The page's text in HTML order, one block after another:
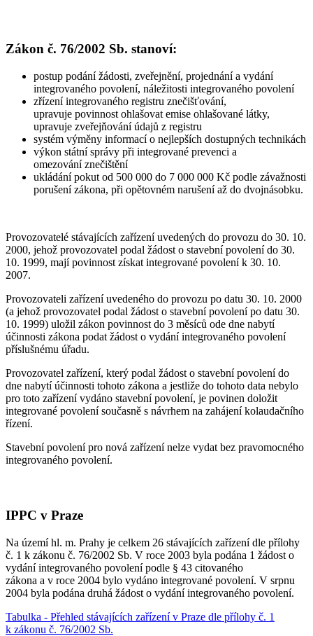
Zákon č. 76/2002 Sb. stanoví:
postup podání žádosti, zveřejnění, projednání a vydání
integrovaného povolení, náležitosti integrovaného povolení
zřízení integrovaného registru znečišťování,
upravuje povinnost ohlašovat emise ohlašované látky,
upravuje zveřejňování údajů z registru
systém výměny informací o nejlepších dostupných technikách
výkon státní správy při integrované prevenci a
omezování znečištění
ukládání pokut od 500 000 do 7 000 000 Kč podle závažnosti
porušení zákona, při opětovném narušení až do dvojnásobku.
Provozovatelé stávajících zařízení uvedených do provozu do 30. 10.
2000, jehož provozovatel podal žádost o stavební povolení do 30.
10. 1999, mají povinnost získat integrované povolení k 30. 10.
2007.
Provozovateli zařízení uvedeného do provozu po datu 30. 10. 2000
(a jehož provozovatel podal žádost o stavební povolení po datu 30.
10. 1999) uložil zákon povinnost do 3 měsíců ode dne nabytí
účinnosti zákona podat žádost o vydání integrovaného povolení
příslušnému úřadu.
Provozovatel zařízení, který podal žádost o stavební povolení do
dne nabytí účinnosti tohoto zákona a jestliže do tohoto data nebylo
pro toto zařízení vydáno stavební povolení, je povinen doložit
integrované povolení současně s návrhem na zahájení kolaudačního
řízení.
Stavební povolení pro nová zařízení nelze vydat bez pravomocného
integrovaného povolení.
IPPC v Praze
Na území hl. m. Prahy je celkem 26 stávajících zařízení dle přílohy
č. 1 k zákonu č. 76/2002 Sb. V roce 2003 byla podána 1 žádost o
vydání integrovaného povolení podle § 43 citovaného
zákona a v roce 2004 bylo vydáno integrované povolení. V srpnu
2004 byla podána druhá žádost o vydání integrovaného povolení.
Tabulka - Přehled stávajících zařízení v Praze dle přílohy č. 1
k zákonu č. 76/2002 Sb.